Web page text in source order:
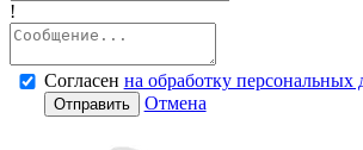
!
Согласен на обработку персональных
Отправить Отмена